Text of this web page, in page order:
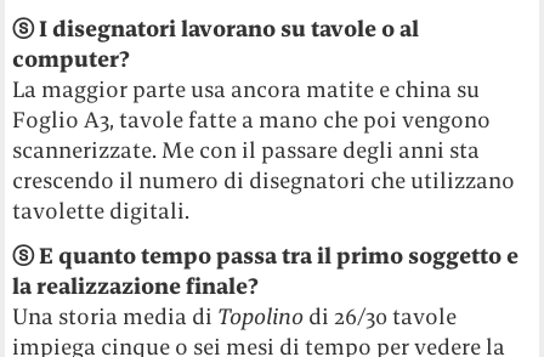
ⓢ I disegnatori lavorano su tavole o al
computer?
La maggior parte usa ancora matite e china su
Foglio A3, tavole fatte a mano che poi vengono
scannerizzate. Me con il passare degli anni sta
crescendo il numero di disegnatori che utilizzano
tavolette digitali.
ⓢ E quanto tempo passa tra il primo soggetto e
la realizzazione finale?
Una storia media di Topolino di 26/30 tavole
impiega cinque o sei mesi di tempo per vedere la